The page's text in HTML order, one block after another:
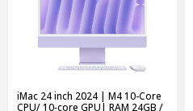
iMac 24 inch 2024 | M4 10-Core
CPU/ 10‑core GPU| RAM 24GB /